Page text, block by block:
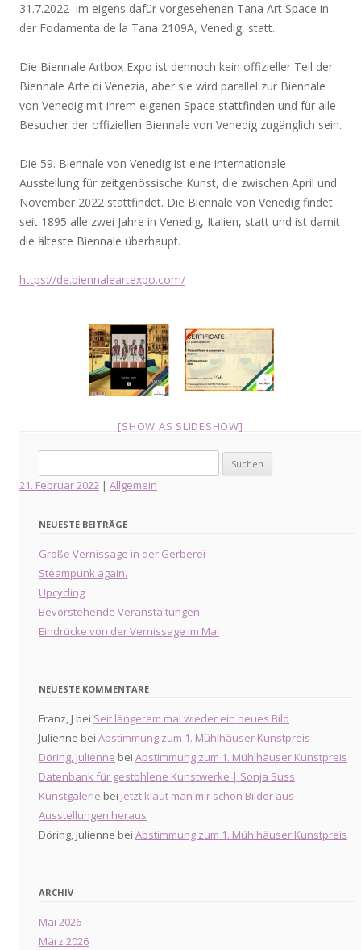
31.7.2022 im eigens dafür vorgesehenen Tana Art Space in
der Fodamenta de la Tana 2109A, Venedig, statt.
Die Biennale Artbox Expo ist dennoch kein offizieller Teil der
Biennale Arte di Venezia, aber sie wird parallel zur Biennale
von Venedig mit ihrem eigenen Space stattfinden und für alle
Besucher der offiziellen Biennale von Venedig zugänglich sein.
Die 59. Biennale von Venedig ist eine internationale
Ausstellung für zeitgenössische Kunst, die zwischen April und
November 2022 stattfindet. Die Biennale von Venedig findet
seit 1895 alle zwei Jahre in Venedig, Italien, statt und ist damit
die älteste Biennale überhaupt.
https://de.biennaleartexpo.com/
[SHOW AS SLIDESHOW]
21. Februar 2022 | Allgemein
nach:
NEUESTE BEITRÄGE
Große Vernissage in der Gerberei
Steampunk again.
Upcycling
Bevorstehende Veranstaltungen
Eindrücke von der Vernissage im Mai
NEUESTE KOMMENTARE
Franz, J bei Seit längerem mal wieder ein neues Bild
Julienne bei Abstimmung zum 1. Mühlhäuser Kunstpreis
Döring, Julienne bei Abstimmung zum 1. Mühlhäuser Kunstpreis
Datenbank für gestohlene Kunstwerke | Sonja Suss
Kunstgalerie bei Jetzt klaut man mir schon Bilder aus
Ausstellungen heraus
Döring, Julienne bei Abstimmung zum 1. Mühlhäuser Kunstpreis
ARCHIV
Mai 2026
März 2026